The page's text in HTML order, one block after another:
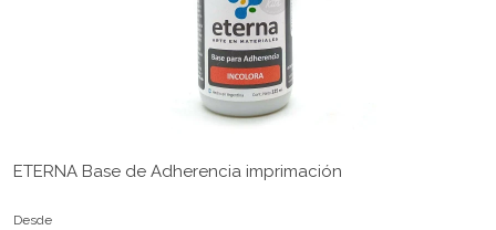
ETERNA Base de Adherencia imprimación
Desde